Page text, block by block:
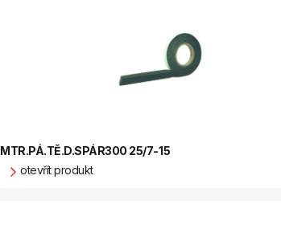
MTR.PÁ.TĚ.D.SPÁR300 25/7-15
otevřít produkt